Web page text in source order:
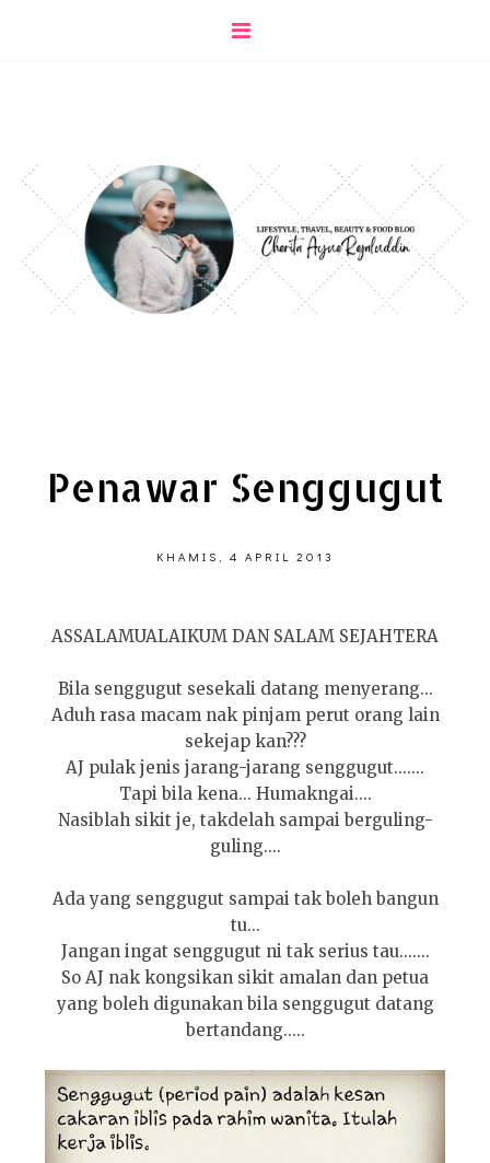
Penawar Senggugut
KHAMIS, 4 APRIL 2013
ASSALAMUALAIKUM DAN SALAM SEJAHTERA
Bila senggugut sesekali datang menyerang...
Aduh rasa macam nak pinjam perut orang lain
sekejap kan???
AJ pulak jenis jarang-jarang senggugut.......
Tapi bila kena... Humakngai....
Nasiblah sikit je, takdelah sampai berguling-
guling....
Ada yang senggugut sampai tak boleh bangun
tu...
Jangan ingat senggugut ni tak serius tau.......
So AJ nak kongsikan sikit amalan dan petua
yang boleh digunakan bila senggugut datang
bertandang.....